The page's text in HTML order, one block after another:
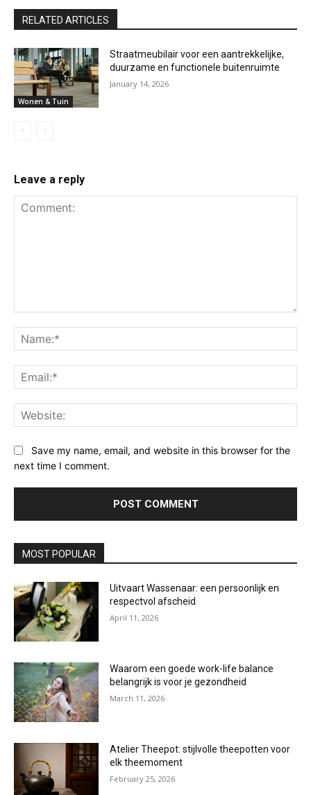
RELATED ARTICLES
Wonen & Tuin
Straatmeubilair voor een aantrekkelijke,
duurzame en functionele buitenruimte
January 14, 2026
Leave a reply
Save my name, email, and website in this browser for the
next time I comment.
MOST POPULAR
Uitvaart Wassenaar: een persoonlijk en
respectvol afscheid
April 11, 2026
Waarom een goede work-life balance
belangrijk is voor je gezondheid
March 11, 2026
Atelier Theepot: stijlvolle theepotten voor
elk theemoment
February 25, 2026